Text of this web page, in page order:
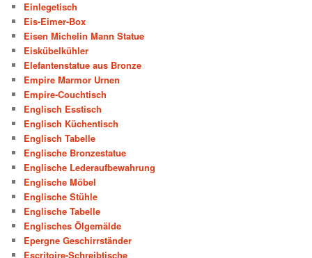
Einlegetisch
Eis-Eimer-Box
Eisen Michelin Mann Statue
Eiskübelkühler
Elefantenstatue aus Bronze
Empire Marmor Urnen
Empire-Couchtisch
Englisch Esstisch
Englisch Küchentisch
Englisch Tabelle
Englische Bronzestatue
Englische Lederaufbewahrung
Englische Möbel
Englische Stühle
Englische Tabelle
Englisches Ölgemälde
Epergne Geschirrständer
Escritoire-Schreibtische